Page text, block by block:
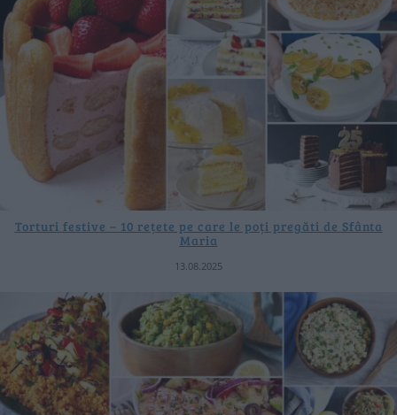
Torturi festive – 10 rețete pe care le poți pregăti de Sfânta
Maria
13.08.2025